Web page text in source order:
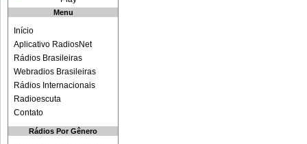
Menu
Início
Aplicativo RadiosNet
Rádios Brasileiras
Webradios Brasileiras
Rádios Internacionais
Radioescuta
Contato
Rádios Por Gênero